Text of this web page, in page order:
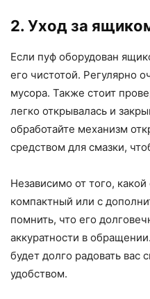
2. Уход за
Если пуф оборудован
его чистотой. Регулярно
мусора. Также стоит
легко открывалась и
обработайте механизм
средством для смазки,
Независимо от того,
компактный или с
помнить, что его
аккуратности в
будет долго радовать
удобством.